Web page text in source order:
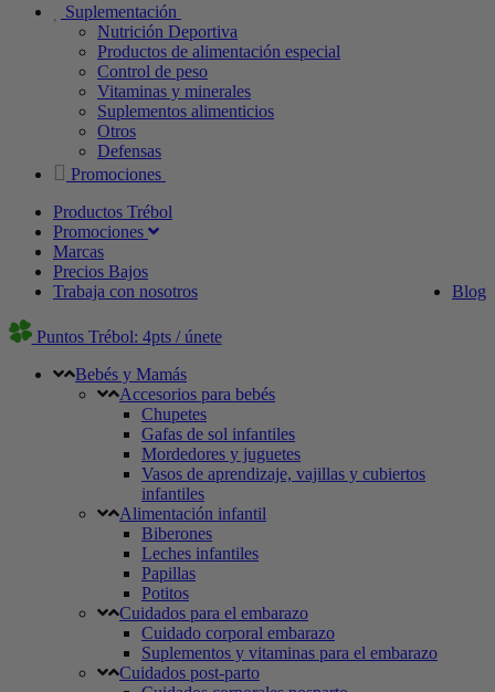
Suplementación
Nutrición Deportiva
Productos de alimentación especial
Control de peso
Vitaminas y minerales
Suplementos alimenticios
Otros
Defensas
Promociones
Productos Trébol
Promociones
Marcas
Precios Bajos
Blog
Trabaja con nosotros
Puntos Trébol: 4pts / únete
Bebés y Mamás
Accesorios para bebés
Chupetes
Gafas de sol infantiles
Mordedores y juguetes
Vasos de aprendizaje, vajillas y cubiertos
infantiles
Alimentación infantil
Biberones
Leches infantiles
Papillas
Potitos
Cuidados para el embarazo
Cuidado corporal embarazo
Suplementos y vitaminas para el embarazo
Cuidados post-parto